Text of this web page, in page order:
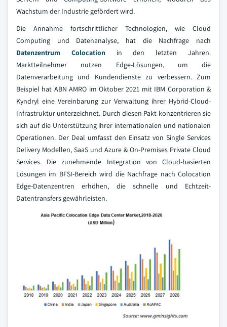
Wachstum der Industrie gefördert wird.
Die Annahme fortschrittlicher Technologien, wie Cloud
Computing und Datenanalyse, hat die Nachfrage nach
Datenzentrum Colocation in den letzten Jahren.
Marktteilnehmer nutzen Edge-Lösungen, um die
Datenverarbeitung und Kundendienste zu verbessern. Zum
Beispiel hat ABN AMRO im Oktober 2021 mit IBM Corporation &
Kyndryl eine Vereinbarung zur Verwaltung ihrer Hybrid-Cloud-
Infrastruktur unterzeichnet. Durch diesen Pakt konzentrieren sie
sich auf die Unterstützung ihrer internationalen und nationalen
Operationen. Der Deal umfasst den Einsatz von Single Services
Delivery Modellen, SaaS und Azure & On-Premises Private Cloud
Services. Die zunehmende Integration von Cloud-basierten
Lösungen im BFSI-Bereich wird die Nachfrage nach Colocation
Edge-Datenzentren erhöhen, die schnelle und Echtzeit-
Datentransfers gewährleisten.